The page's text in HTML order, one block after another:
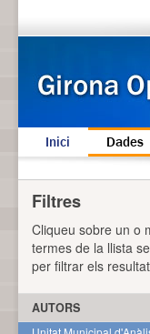
Inici Dades
Filtres
Cliqueu sobre un o
termes de la llista
per filtrar els
AUTORS